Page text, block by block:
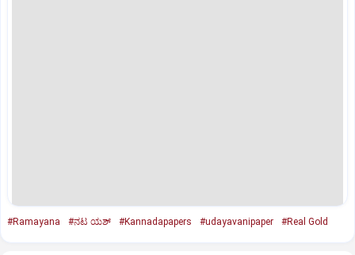
#Ramayana #ನಟ ಯಶ್‌ #Kannadapapers #udayavanipaper #Real Gold